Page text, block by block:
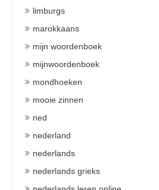
limburgs
marokkaans
mijn woordenboek
mijnwoordenboek
mondhoeken
mooie zinnen
ned
nederland
nederlands
nederlands grieks